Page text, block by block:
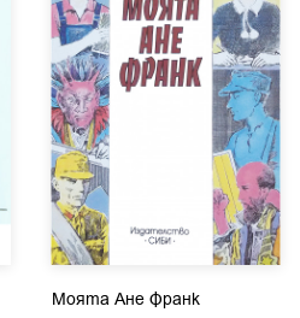
Моята Ане Франк